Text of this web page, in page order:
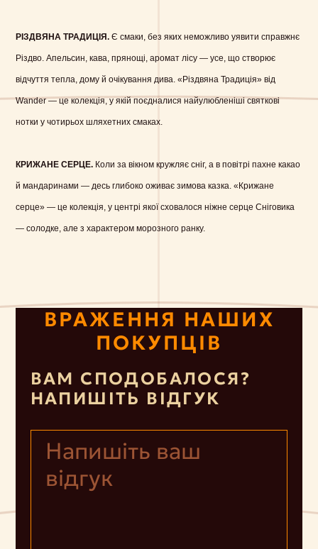
РІЗДВЯНА ТРАДИЦІЯ. Є смаки, без яких неможливо уявити справжнє
Різдво. Апельсин, кава, прянощі, аромат лісу — усе, що створює
відчуття тепла, дому й очікування дива. «Різдвяна Традиція» від
Wander — це колекція, у якій поєдналися найулюбленіші святкові
нотки у чотирьох шляхетних смаках.
КРИЖАНЕ СЕРЦЕ. Коли за вікном кружляє сніг, а в повітрі пахне какао
й мандаринами — десь глибоко оживає зимова казка. «Крижане
серце» — це колекція, у центрі якої сховалося ніжне серце Сніговика
— солодке, але з характером морозного ранку.
ВРАЖЕННЯ НАШИХ
ПОКУПЦІВ
ВАМ СПОДОБАЛОСЯ?
НАПИШІТЬ ВІДГУК